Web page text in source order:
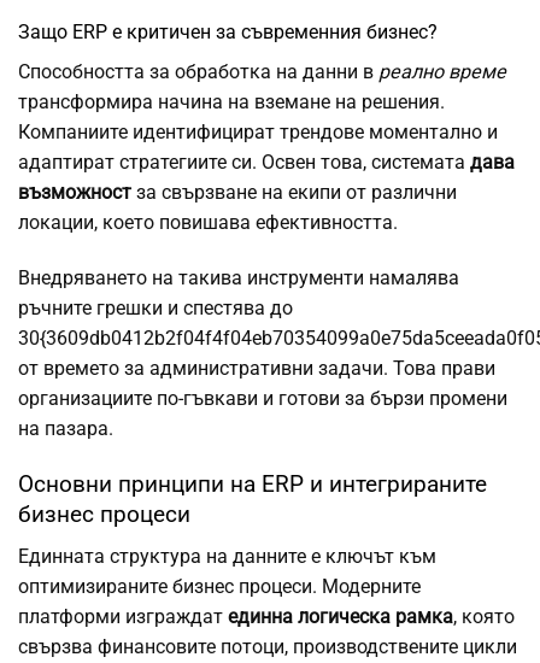
Защо ERP е критичен за съвременния бизнес?
Способността за обработка на данни в реално време
трансформира начина на вземане на решения.
Компаниите идентифицират трендове моментално и
адаптират стратегиите си. Освен това, системата дава
възможност за свързване на екипи от различни
локации, което повишава ефективността.
Внедряването на такива инструменти намалява
ръчните грешки и спестява до
от времето за административни задачи. Това прави
организациите по-гъвкави и готови за бързи промени
на пазара.
Основни принципи на ERP и интегрираните
бизнес процеси
Единната структура на данните е ключът към
оптимизираните бизнес процеси. Модерните
платформи изграждат единна логическа рамка, която
свързва финансовите потоци, производствените цикли